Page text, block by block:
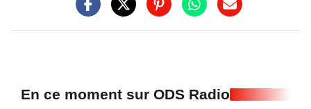
En ce moment sur ODS Radio